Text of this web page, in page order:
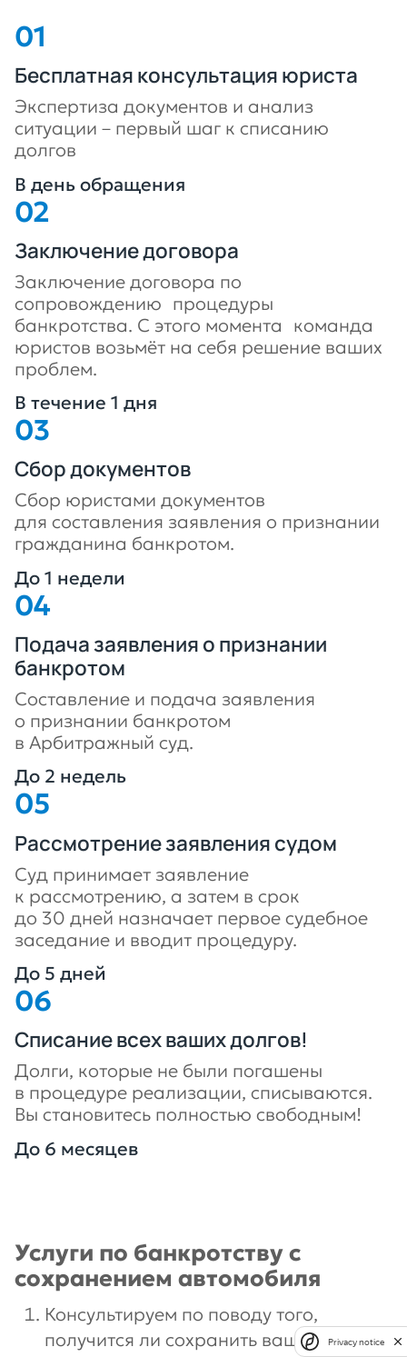
Бесплатная консультация юриста
Экспертиза документов и анализ
ситуации – первый шаг к списанию
долгов
В день обращения
Заключение договора
Заключение договора по
сопровождению процедуры
банкротства. С этого момента команда
юристов возьмёт на себя решение ваших
проблем.
В течение 1 дня
Сбор документов
Сбор юристами документов
для составления заявления о признании
гражданина банкротом.
До 1 недели
Подача заявления о признании
банкротом
Составление и подача заявления
о признании банкротом
в Арбитражный суд.
До 2 недель
Рассмотрение заявления судом
Суд принимает заявление
к рассмотрению, а затем в срок
до 30 дней назначает первое судебное
заседание и вводит процедуру.
До 5 дней
Списание всех ваших долгов!
Долги, которые не были погашены
в процедуре реализации, списываются.
Вы становитесь полностью свободным!
До 6 месяцев
Услуги по банкротству с
сохранением автомобиля
Консультируем по поводу того,
получится ли сохранить вашу машину
Privacy notice